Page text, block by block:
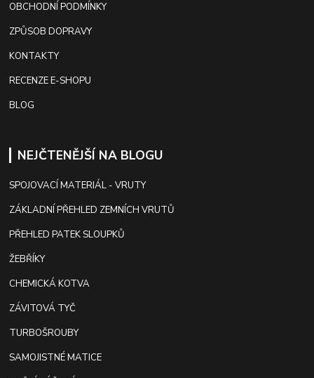
OBCHODNÍ PODMÍNKY
ZPŮSOB DOPRAVY
KONTAKTY
RECENZE E-SHOPU
BLOG
NEJČTENĚJŠÍ NA BLOGU
SPOJOVACÍ MATERIÁL - VRUTY
ZÁKLADNÍ PŘEHLED ZEMNÍCH VRUTŮ
PŘEHLED PATEK SLOUPKŮ
ŽEBŘÍKY
CHEMICKÁ KOTVA
ZÁVITOVÁ TYČ
TURBOŠROUBY
SAMOJISTNÉ MATICE